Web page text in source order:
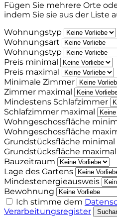
Fügen Sie mehrere Orte
indem Sie sie aus der Liste
Wohnungstyp
Wohnungsart
Wohnungstyp
Preis minimal
Preis maximal
Minimale Zimmer
Zimmer maximal
Mindestens Schlafzimmer
Schlafzimmer maximal
Wohngeschossfläche
Wohngeschossfläche
Grundstücksfläche minimal
Grundstücksfläche maximal
Bauzeitraum
Lage des Gartens
Mindestenergieausweis
Bewohnung
Ich stimme dem
Verarbeitungsregister